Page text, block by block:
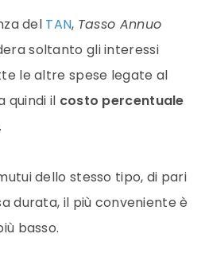
del TAN, Tasso Annuo
soltanto gli interessi
le altre spese legate al
quindi il costo percentuale
.
dello stesso tipo, di pari
durata, il più conveniente è
basso.